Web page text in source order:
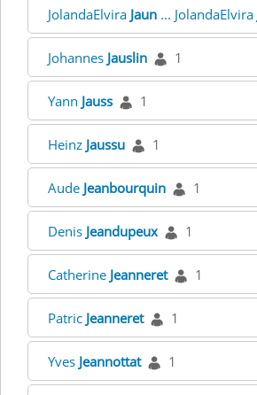
JolandaElvira Jaun ... JolandaElvira
Johannes Jauslin 1
Yann Jauss 1
Heinz Jaussu 1
Aude Jeanbourquin 1
Denis Jeandupeux 1
Catherine Jeanneret 1
Patric Jeanneret 1
Yves Jeannottat 1